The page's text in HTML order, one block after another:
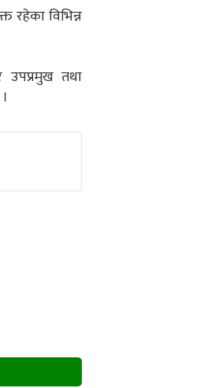
रहेका विभिन्न
उपप्रमुख तथा